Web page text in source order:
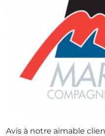
Avis à notre aimable